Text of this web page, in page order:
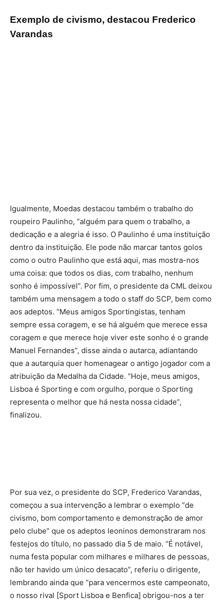
Exemplo de civismo, destacou Frederico
Varandas
Igualmente, Moedas destacou também o trabalho do
roupeiro Paulinho, “alguém para quem o trabalho, a
dedicação e a alegria é isso. O Paulinho é uma instituição
dentro da instituição. Ele pode não marcar tantos golos
como o outro Paulinho que está aqui, mas mostra-nos
uma coisa: que todos os dias, com trabalho, nenhum
sonho é impossível”. Por fim, o presidente da CML deixou
também uma mensagem a todo o staff do SCP, bem como
aos adeptos. “Meus amigos Sportingistas, tenham
sempre essa coragem, e se há alguém que merece essa
coragem e que merece hoje viver este sonho é o grande
Manuel Fernandes”, disse ainda o autarca, adiantando
que a autarquia quer homenagear o antigo jogador com a
atribuição da Medalha da Cidade. “Hoje, meus amigos,
Lisboa é Sporting e com orgulho, porque o Sporting
representa o melhor que há nesta nossa cidade”,
finalizou.
Por sua vez, o presidente do SCP, Frederico Varandas,
começou a sua intervenção a lembrar o exemplo “de
civismo, bom comportamento e demonstração de amor
pelo clube” que os adeptos leoninos demonstraram nos
festejos do título, no passado dia 5 de maio. “É notável,
numa festa popular com milhares e milhares de pessoas,
não ter havido um único desacato”, referiu o dirigente,
lembrando ainda que “para vencermos este campeonato,
o nosso rival [Sport Lisboa e Benfica] obrigou-nos a ter